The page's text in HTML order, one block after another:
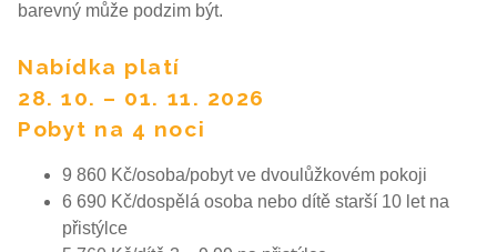
barevný může podzim být.
Nabídka platí
28. 10. – 01. 11. 2026
Pobyt na 4 noci
9 860 Kč/osoba/pobyt ve dvoulůžkovém pokoji
6 690 Kč/dospělá osoba nebo dítě starší 10 let na
přistýlce